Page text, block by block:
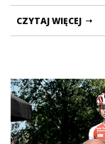
CZYTAJ WIĘCEJ